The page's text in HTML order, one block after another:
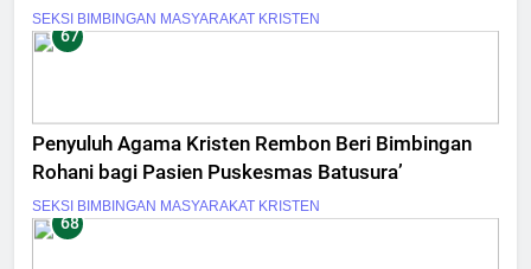
Motivasi Diri
SEKSI BIMBINGAN MASYARAKAT KRISTEN
67
Penyuluh Agama Kristen Rembon Beri Bimbingan
Rohani bagi Pasien Puskesmas Batusura’
SEKSI BIMBINGAN MASYARAKAT KRISTEN
68